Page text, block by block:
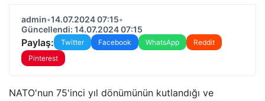
admin•14.07.2024 07:15•
Güncellendi: 14.07.2024 07:15
Paylaş: Twitter Facebook WhatsApp
Reddit
Pinterest
NATO'nun 75'inci yıl dönümünün kutlandığı ve